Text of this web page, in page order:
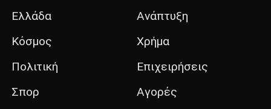
Ελλάδα
Κόσμος
Πολιτική
Σπορ
Ανάπτυξη
Χρήμα
Επιχειρήσεις
Αγορές